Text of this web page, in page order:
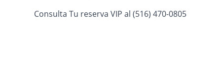
Consulta Tu reserva VIP al (516) 470-0805